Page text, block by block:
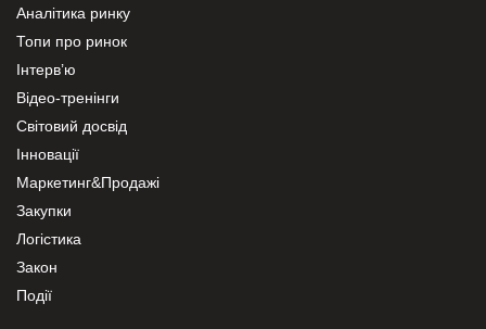
Аналітика ринку
Топи про ринок
Інтерв’ю
Відео-тренінги
Світовий досвід
Інновації
Маркетинг&Продажі
Закупки
Логістика
Закон
Події